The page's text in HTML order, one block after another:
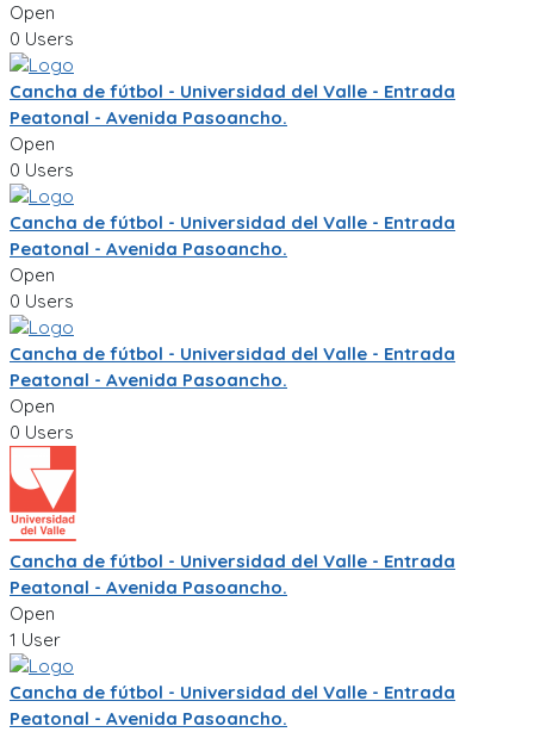
Open
0 Users
Cancha de fútbol - Universidad del Valle - Entrada
Peatonal - Avenida Pasoancho.
Open
0 Users
Cancha de fútbol - Universidad del Valle - Entrada
Peatonal - Avenida Pasoancho.
Open
0 Users
Cancha de fútbol - Universidad del Valle - Entrada
Peatonal - Avenida Pasoancho.
Open
0 Users
Cancha de fútbol - Universidad del Valle - Entrada
Peatonal - Avenida Pasoancho.
Open
1 User
Cancha de fútbol - Universidad del Valle - Entrada
Peatonal - Avenida Pasoancho.